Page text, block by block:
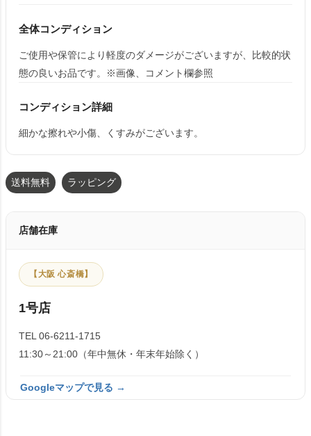
全体コンディション
ご使用や保管により軽度のダメージがございますが、比較的状
態の良いお品です。※画像、コメント欄参照
コンディション詳細
細かな擦れや小傷、くすみがございます。
送料無料 ラッピング
店舗在庫
【大阪 心斎橋】
1号店
TEL 06-6211-1715
11:30～21:00（年中無休・年末年始除く）
Googleマップで見る →